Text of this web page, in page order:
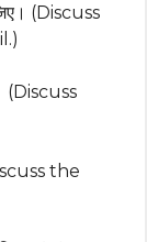
(Discuss
(Discuss
the